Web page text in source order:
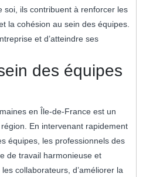
soi, ils contribuent à renforcer les
la cohésion au sein des équipes.
et d’atteindre ses
des équipes
en Île-de-France est un
En intervenant rapidement
équipes, les professionnels des
de travail harmonieuse et
collaborateurs, d’améliorer la